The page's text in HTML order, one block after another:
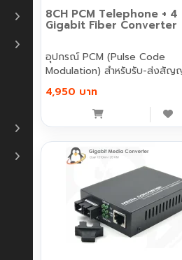
8CH PCM Telephone +
Gigabit Fiber Converter
อุปกรณ์ PCM (Pulse Code
Modulation) สำหรับรับ-ส่งสั
เสียง..
4,950 บาท